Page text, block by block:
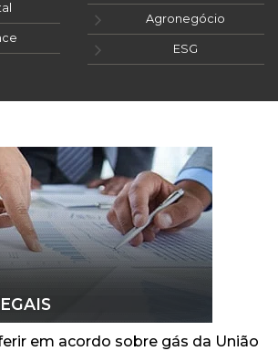
Agronegócio
ESG
em acordo sobre gás da União